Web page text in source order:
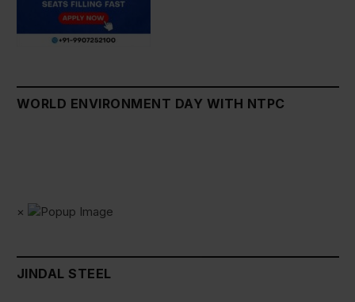
WORLD ENVIRONMENT DAY WITH NTPC
×
JINDAL STEEL